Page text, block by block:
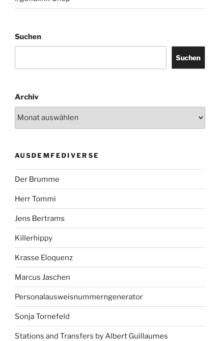
Suchen
Suchen
Archiv
AUSDEMFEDIVERSE
Der Brumme
Herr Tommi
Jens Bertrams
Killerhippy
Krasse Eloquenz
Marcus Jaschen
Personalausweisnummerngenerator
Sonja Tornefeld
Stations and Transfers by Albert Guillaumes